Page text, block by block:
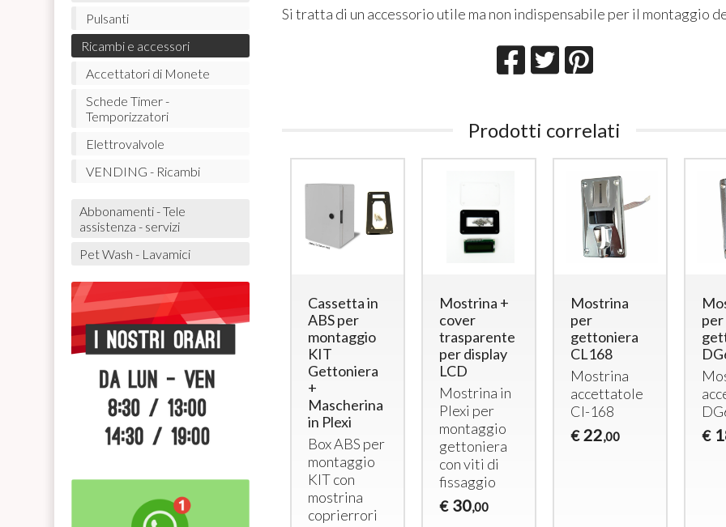
Si tratta di un accessorio utile ma non indispensabile per il montaggio
Prodotti correlati
COVER per
Gettoniera
con cerniera
(Mod. B)
paraspruzzi
gettoniera
Mostrina
Fronte e
Retro per
gettoniera e
fissaggio
display
Mostrine
fronte e
retro per
gettoniera
con viti di
fissaggio
Cassetta in
ABS per
montaggio
KIT
Gettoniera
+
Mascherina
in Plexi
BoxABS per
montaggio
KITcon
mostrina
coprierrori
Mostrina +
cover
trasparente
per display
LCD
Mostrina in
Plexi per
montaggio
gettoniera
con viti di
fissaggio
€ 30,00
Mostrina
per
gettoniera
CL168
Mostrina
accettatole
Cl-168
€ 22,00
per
€
Pulsanti
Ricambi e accessori
Accettatori di Monete
Schede Timer -
Temporizzatori
Elettrovalvole
VENDING - Ricambi
Abbonamenti - Tele
assistenza - servizi
Pet Wash - Lavamici